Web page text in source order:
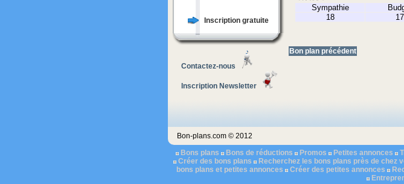
Inscription gratuite
Contactez-nous
Inscription Newsletter
Sympathie
18
17
Bon plan précédent
Bon-plans.com © 2012
Bons plans
Bons de réductions Promos Petites annonces
Créer des bons plans
Recherchez les bons plans près de chez
bons plans et petites annonces
Créer des petites annonces